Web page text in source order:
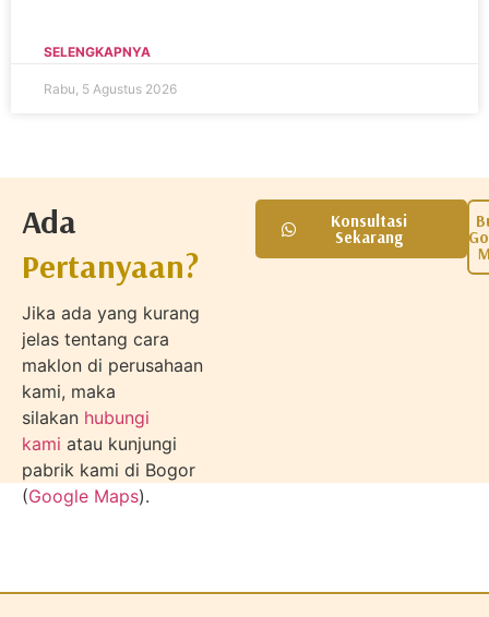
SELENGKAPNYA
Rabu, 5 Agustus 2026
Ada
Pertanyaan?
Jika ada yang kurang
jelas tentang cara
maklon di perusahaan
kami, maka
silakan hubungi
kami atau kunjungi
pabrik kami di Bogor
(Google Maps).
Konsultasi
Sekarang